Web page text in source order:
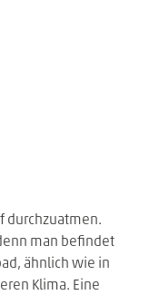
durchzuatmen.
man befindet
ähnlich wie in
Klima. Eine